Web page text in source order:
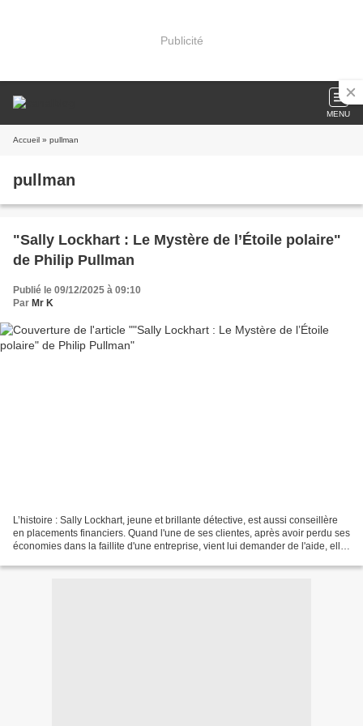
Publicité
MENU
Accueil » pullman
pullman
"Sally Lockhart : Le Mystère de l’Étoile polaire"
de Philip Pullman
Publié le 09/12/2025 à 09:10
Par Mr K
L’histoire : Sally Lockhart, jeune et brillante détective, est aussi conseillère
en placements financiers. Quand l'une de ses clientes, après avoir perdu ses
économies dans la faillite d'une entreprise, vient lui demander de l'aide, elle